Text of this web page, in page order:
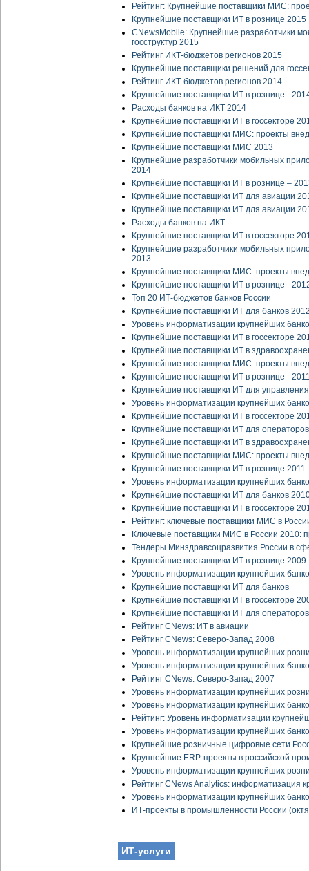
Рейтинг: Крупнейшие поставщики МИС:
Крупнейшие поставщики ИТ в рознице 2015
CNewsMobile: Крупнейшие разработчики
госструктур 2015
Рейтинг ИКТ-бюджетов регионов 2015
Крупнейшие поставщики решений для
Рейтинг ИКТ-бюджетов регионов 2014
Крупнейшие поставщики ИТ в рознице -
Расходы банков на ИКТ 2014
Крупнейшие поставщики ИТ в госсекторе
Крупнейшие поставщики МИС: проекты
Крупнейшие поставщики МИС 2013
Крупнейшие разработчики мобильных
2014
Крупнейшие поставщики ИТ в рознице –
Крупнейшие поставщики ИТ для авиации
Крупнейшие поставщики ИТ для авиации
Расходы банков на ИКТ
Крупнейшие поставщики ИТ в госсекторе
Крупнейшие разработчики мобильных
2013
Крупнейшие поставщики МИС: проекты
Крупнейшие поставщики ИТ в рознице -
Топ 20 ИТ-бюджетов банков России
Крупнейшие поставщики ИТ для банков
Уровень информатизации крупнейших
Крупнейшие поставщики ИТ в госсекторе
Крупнейшие поставщики ИТ в
Крупнейшие поставщики МИС: проекты
Крупнейшие поставщики ИТ в рознице -
Крупнейшие поставщики ИТ для
Уровень информатизации крупнейших
Крупнейшие поставщики ИТ в госсекторе
Крупнейшие поставщики ИТ для
Крупнейшие поставщики ИТ в
Крупнейшие поставщики МИС: проекты
Крупнейшие поставщики ИТ в рознице 2011
Уровень информатизации крупнейших
Крупнейшие поставщики ИТ для банков
Крупнейшие поставщики ИТ в госсекторе
Рейтинг: ключевые поставщики МИС в
Ключевые поставщики МИС в России 2010:
Тендеры Минздравсоцразвития России в
Крупнейшие поставщики ИТ в рознице 2009
Уровень информатизации крупнейших
Крупнейшие поставщики ИТ для банков
Крупнейшие поставщики ИТ в госсекторе
Крупнейшие поставщики ИТ для
Рейтинг CNews: ИТ в авиации
Рейтинг CNews: Северо-Запад 2008
Уровень информатизации крупнейших
Уровень информатизации крупнейших
Рейтинг CNews: Северо-Запад 2007
Уровень информатизации крупнейших
Уровень информатизации крупнейших
Рейтинг: Уровень информатизации
Уровень информатизации крупнейших
Крупнейшие розничные цифровые сети
Крупнейшие ERP-проекты в российской
Уровень информатизации крупнейших
Рейтинг CNews Analytics: информатизация
Уровень информатизации крупнейших
ИТ-проекты в промышленности России
ИТ-услуги